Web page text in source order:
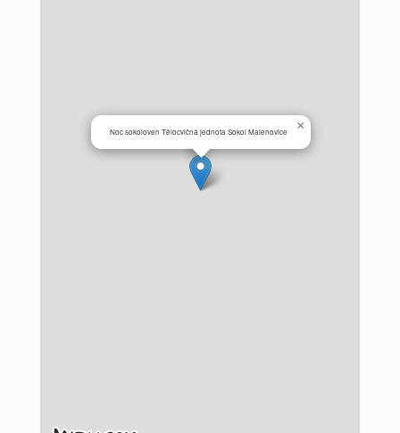
Noc sokoloven Tělocvičná jednota Sokol Malenovice ×